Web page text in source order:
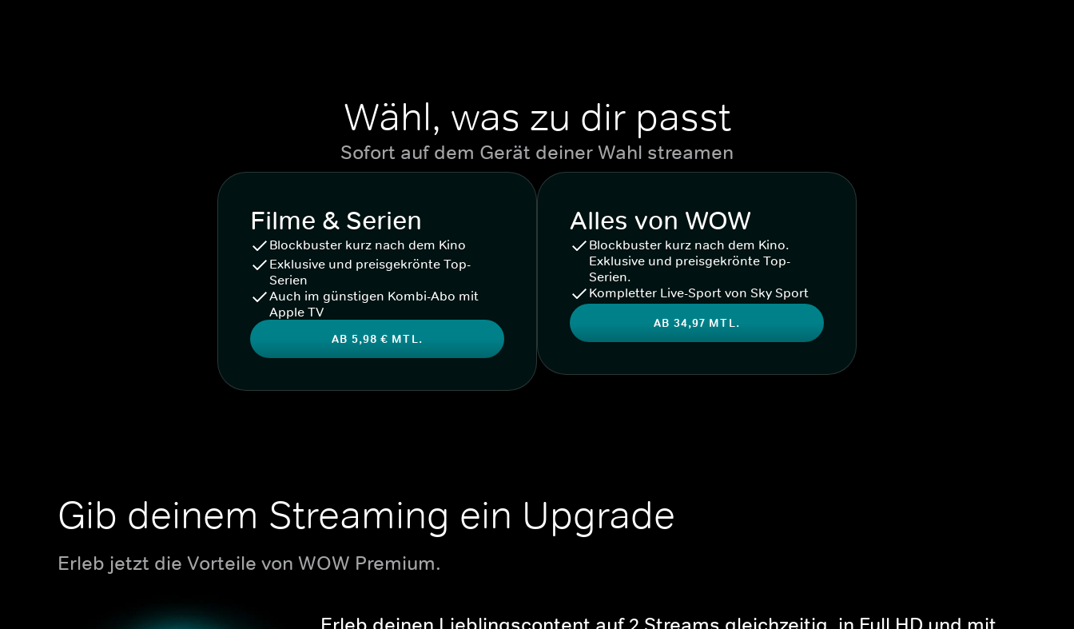
Wähl, was zu dir passt
Sofort auf dem Gerät deiner Wahl streamen
Filme & Serien
Blockbuster kurz nach dem Kino
Exklusive und preisgekrönte Top-
Serien
Auch im günstigen Kombi-Abo mit
Apple TV
AB 5,98 € MTL.
Alles von WOW
Blockbuster kurz nach dem Kino.
Exklusive und preisgekrönte Top-
Serien.
Kompletter Live-Sport von Sky Sport
AB 34,97 MTL.
Gib deinem Streaming ein Upgrade
Erleb jetzt die Vorteile von WOW Premium.